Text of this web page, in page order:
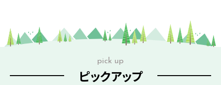
pick up
ピックアップ